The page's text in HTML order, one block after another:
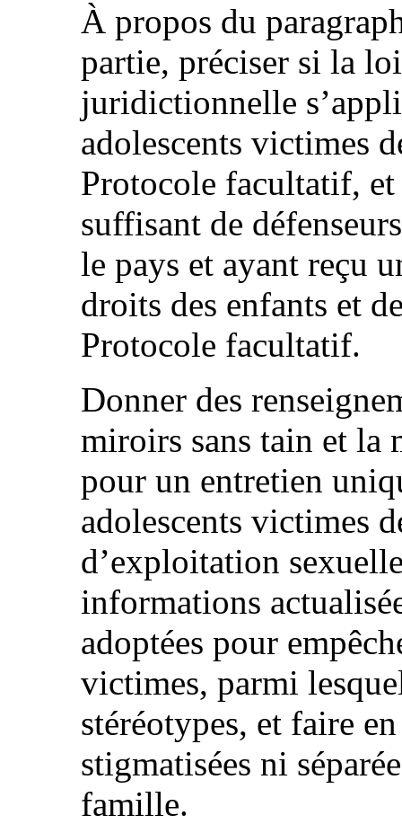
À propos du
partie, préciser si la
juridictionnelle
adolescents victimes
Protocole facultatif,
suffisant de
le pays et ayant reçu
droits des enfants et
Protocole facultatif.
Donner des
miroirs sans tain et la
pour un entretien
adolescents victimes
d’exploitation
informations
adoptées pour
victimes, parmi
stéréotypes, et faire
stigmatisées ni
famille.